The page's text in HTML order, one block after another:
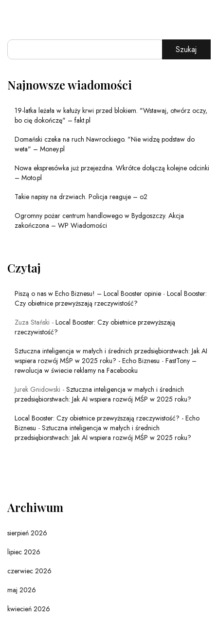
Szukaj
Najnowsze wiadomości
19-latka leżała w kałuży krwi przed blokiem. "Wstawaj, otwórz oczy,
bo cię dokończę" – fakt.pl
Domański czeka na ruch Nawrockiego. "Nie widzę podstaw do
weta" – Money.pl
Nowa ekspresówka już przejezdna. Wkrótce dołączą kolejne odcinki
– Moto.pl
Takie napisy na drzwiach. Policja reaguje – o2
Ogromny pożar centrum handlowego w Bydgoszczy. Akcja
zakończona – WP Wiadomości
Czytaj
Piszą o nas w Echo Biznesu! – Local Booster opinie - Local Booster:
Czy obietnice przewyższają rzeczywistość?
Zuza Stański - Local Booster: Czy obietnice przewyższają
rzeczywistość?
Sztuczna inteligencja w małych i średnich przedsiębiorstwach: Jak AI
wspiera rozwój MŚP w 2025 roku? - Echo Biznesu - FastTony –
rewolucja w świecie reklamy na Facebooku
Jurek Gnidowski - Sztuczna inteligencja w małych i średnich
przedsiębiorstwach: Jak AI wspiera rozwój MŚP w 2025 roku?
Local Booster: Czy obietnice przewyższają rzeczywistość? - Echo
Biznesu - Sztuczna inteligencja w małych i średnich
przedsiębiorstwach: Jak AI wspiera rozwój MŚP w 2025 roku?
Archiwum
sierpień 2026
lipiec 2026
czerwiec 2026
maj 2026
kwiecień 2026